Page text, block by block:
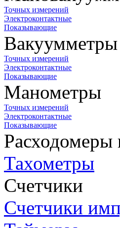
Точных измерений
Электроконтактные
Показывающие
Вакуумметры
Точных измерений
Электроконтактные
Показывающие
Манометры
Точных измерений
Электроконтактные
Показывающие
Расходомеры
Тахометры
Счетчики
Счетчики